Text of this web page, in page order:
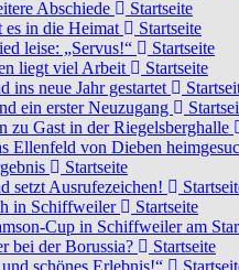
Abschiede
Startseite
in die Heimat
Startseite
leise: „Servus!“
Startseite
liegt viel Arbeit
Startseite
ins neue Jahr gestartet
ein erster Neuzugang
zu Gast in der Riegelsberghalle
Ellenfeld von Dieben
Startseite
setzt Ausrufezeichen!
in Schiffweiler
Startseite
Cup in Schiffweiler am
bei der Borussia?
Startseite
schönes Erlebnis!“